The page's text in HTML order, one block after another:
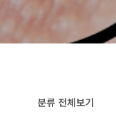
분류 전체보기